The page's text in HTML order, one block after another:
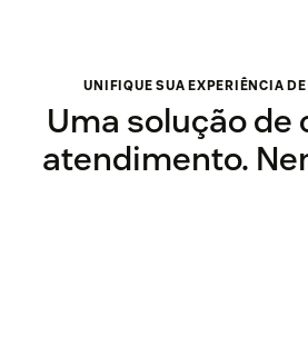
UNIFIQUE SUA EXPERIÊNCIA
Uma solução de
atendimento.